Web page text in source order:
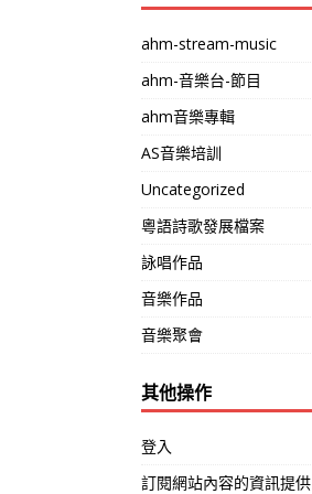
ahm-stream-music
ahm-音樂台-節目
ahm音樂專輯
AS音樂培訓
Uncategorized
粵語詩歌發展檔案
詠唱作品
音樂作品
音樂聚會
其他操作
登入
訂閱網站內容的資訊提供